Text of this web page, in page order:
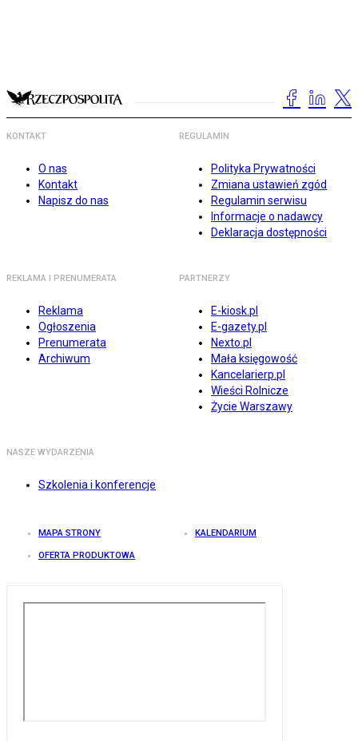
KONTAKT
O nas
Kontakt
Napisz do nas
REGULAMIN
Polityka Prywatności
Zmiana ustawień zgód
Regulamin serwisu
Informacje o nadawcy
Deklaracja dostępności
REKLAMA I PRENUMERATA
Reklama
Ogłoszenia
Prenumerata
Archiwum
PARTNERZY
E-kiosk.pl
E-gazety.pl
Nexto.pl
Mała księgowość
Kancelarierp.pl
Wieści Rolnicze
Życie Warszawy
NASZE WYDARZENIA
Szkolenia i konferencje
MAPA STRONY KALENDARIUM
OFERTA PRODUKTOWA